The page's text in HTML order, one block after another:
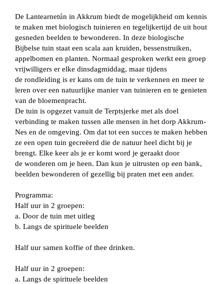
De Lantearnetún in Akkrum biedt de mogelijkheid om kennis
te maken met biologisch tuinieren en tegelijkertijd de uit hout
gesneden beelden te bewonderen. In deze biologische
Bijbelse tuin staat een scala aan kruiden, bessenstruiken,
appelbomen en planten. Normaal gesproken werkt een groep
vrijwilligers er elke dinsdagmiddag, maar tijdens
de rondleiding is er kans om de tuin te verkennen en meer te
leren over een natuurlijke manier van tuinieren en te genieten
van de bloemenpracht.
De tuin is opgezet vanuit de Terptsjerke met als doel
verbinding te maken tussen alle mensen in het dorp Akkrum-
Nes en de omgeving. Om dat tot een succes te maken hebben
ze een open tuin gecreëerd die de natuur heel dicht bij je
brengt. Elke keer als je er komt word je geraakt door
de wonderen om je heen. Dan kun je uitrusten op een bank,
beelden bewonderen of gezellig bij praten met een ander.
Programma:
Half uur in 2 groepen:
a. Door de tuin met uitleg
b. Langs de spirituele beelden
Half uur samen koffie of thee drinken.
Half uur in 2 groepen:
a. Langs de spirituele beelden